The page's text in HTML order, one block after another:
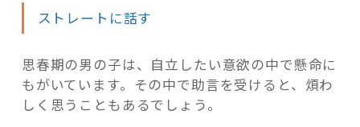
ストレートに話す
思春期の男の子は、自立したい意欲の中で懸命に
もがいています。その中で助言を受けると、煩わ
しく思うこともあるでしょう。